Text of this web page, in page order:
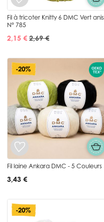
Fil à tricoter Knitty 6 DMC Vert anis
N° 785
2,15 € 2,69 €
-20%
Fil laine Ankara DMC - 5 Couleurs
3,43 €
-20%